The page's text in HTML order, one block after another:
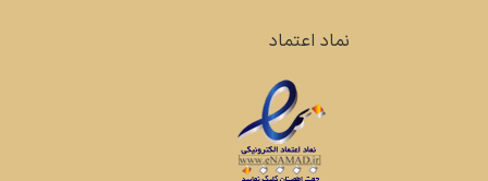
نماد اعتماد